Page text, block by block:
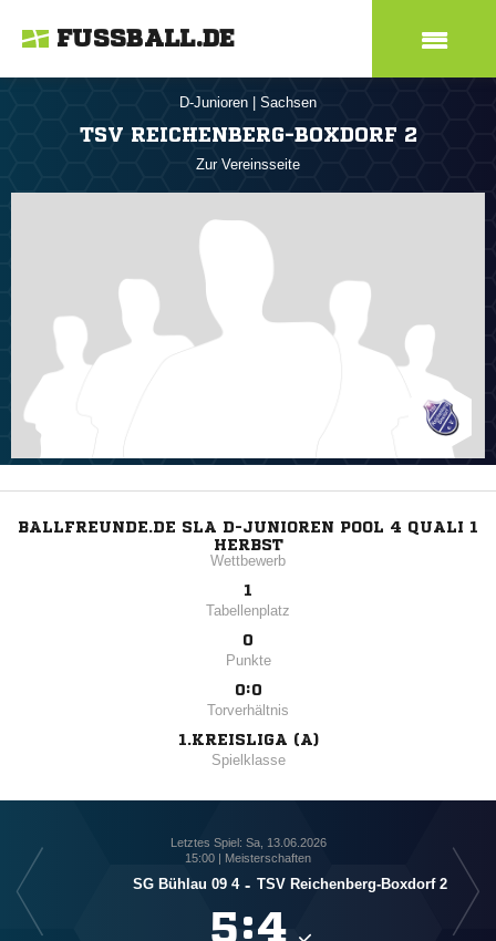
FUSSBALL.DE
D-Junioren Sachsen
TSV REICHENBERG-BOXDORF 2
Zur Vereinsseite
BALLFREUNDE.DE SLA D-JUNIOREN POOL 4 QUALI 1
HERBST
Wettbewerb
1
Tabellenplatz
0
Punkte
0:0
Torverhältnis
1.KREISLIGA (A)
Spielklasse
Letztes Spiel: Sa, 13.06.2026
15:00 | Meisterschaften
SG Bühlau 09 4 - TSV Reichenberg-Boxdorf 2
: